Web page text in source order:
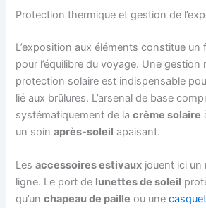
Protection thermique et gestion de
L’exposition aux éléments constitue un
pour l’équilibre du voyage. Une gestion
protection solaire est indispensable
lié aux brûlures. L’arsenal de base
systématiquement de lacrème solaire
un soinaprès-soleil apaisant.
Lesaccessoires estivaux jouent ici un
ligne. Le port de lunettes de soleil
qu’unchapeau de paille ou une